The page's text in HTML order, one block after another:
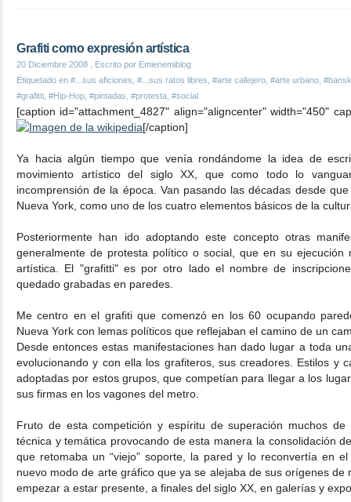
Grafiti como expresión artística
20 Diciembre 2008 , Escrito por Emienemiblog
Etiquetado en #...sus aficiones #...sus ratos libres #arte callejero #arte urbano
#grafitti #Hip-Hop #pintadas #protesta #social
[caption id="attachment_4827" align="aligncenter" width="450"
[/caption]
Ya hacia algún tiempo que venía rondándome la idea de
movimiento artístico del siglo XX, que como todo lo
incomprensión de la época. Van pasando las décadas desde
Nueva York, como uno de los cuatro elementos básicos de la
Posteriormente han ido adoptando este concepto otras
generalmente de protesta político o social, que en su ejecución
artística. El "grafitti" es por otro lado el nombre de
quedado grabadas en paredes.
Me centro en el grafiti que comenzó en los 60 ocupando
Nueva York con lemas políticos que reflejaban el camino de un
Desde entonces estas manifestaciones han dado lugar a toda
evolucionando y con ella los grafiteros, sus creadores. Estilos y
adoptadas por estos grupos, que competían para llegar a los
sus firmas en los vagones del metro.
Fruto de esta competición y espíritu de superación muchos de
técnica y temática provocando de esta manera la consolidación
que retomaba un “viejo” soporte, la pared y lo reconvertía en
nuevo modo de arte gráfico que ya se alejaba de sus orígenes
empezar a estar presente, a finales del siglo XX, en galerías y